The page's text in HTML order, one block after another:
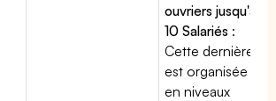
ouvriers jusqu'à
10 Salariés :
Cette dernière
est organisée
en niveaux